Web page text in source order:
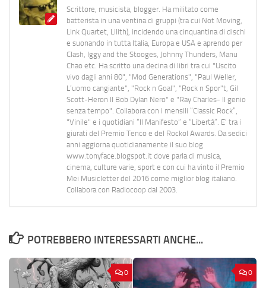
Scrittore, musicista, blogger. Ha militato come
batterista in una ventina di gruppi (tra cui Not Moving,
Link Quartet, Lilith), incidendo una cinquantina di dischi
e suonando in tutta Italia, Europa e USA e aprendo per
Clash, Iggy and the Stooges, Johnny Thunders, Manu
Chao etc. Ha scritto una decina di libri tra cui "Uscito
vivo dagli anni 80", "Mod Generations", "Paul Weller,
L’uomo cangiante", "Rock n Goal", "Rock n Spor"t, Gil
Scott-Heron Il Bob Dylan Nero" e "Ray Charles- Il genio
senza tempo". Collabora con i mensili “Classic Rock”,
"Vinile" e i quotidiani “Il Manifesto” e “Libertà”. E' tra i
giurati del Premio Tenco e del Rockol Awards. Da sedici
anni aggiorna quotidianamente il suo blog
www.tonyface.blogspot.it dove parla di musica,
cinema, culture varie, sport e con cui ha vinto il Premio
Mei Musicletter del 2016 come miglior blog italiano.
Collabora con Radiocoop dal 2003.
POTREBBERO INTERESSARTI ANCHE...
0 0